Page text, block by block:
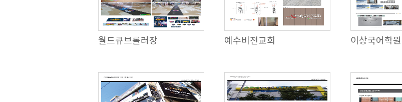
월드큐브롤러장 예수비전교회 이상국어학원